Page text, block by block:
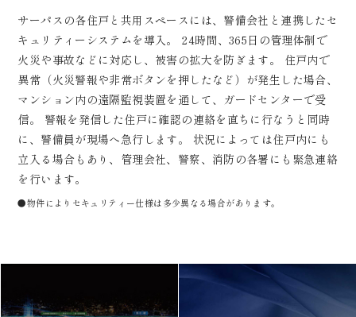
サーパスの各住戸と共用スペースには、警備会社と連携したセ
キュリティーシステムを導入。 24時間、365日の管理体制で
火災や事故などに対応し、被害の拡大を防ぎます。 住戸内で
異常（火災警報や非常ボタンを押したなど）が発生した場合、
マンション内の遠隔監視装置を通して、ガードセンターで受
信。 警報を発信した住戸に確認の連絡を直ちに行なうと同時
に、警備員が現場へ急行します。 状況によっては住戸内にも
立入る場合もあり、管理会社、警察、消防の各署にも緊急連絡
を行います。
●物件によりセキュリティー仕様は多少異なる場合があります。